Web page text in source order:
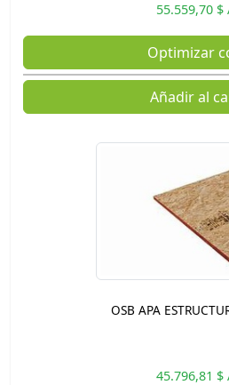
55.559,70 $
Optimizar
Añadir al
OSB APA
45.796,81 $